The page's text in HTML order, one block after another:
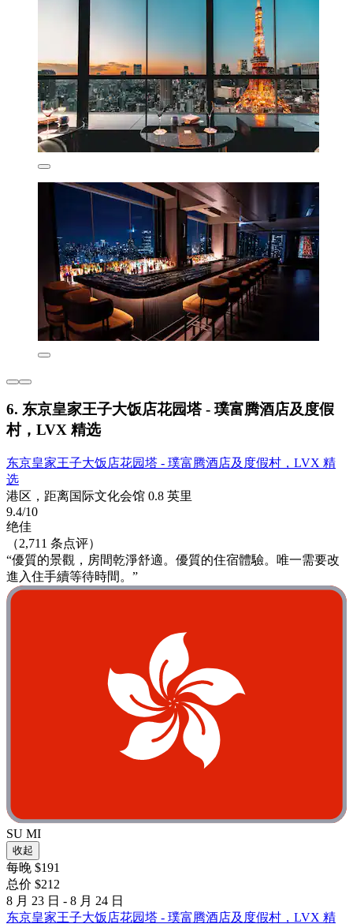
6. 东京皇家王子大饭店花园塔 - 璞富腾酒店及度假
村，LVX 精选
东京皇家王子大饭店花园塔 - 璞富腾酒店及度假村，LVX 精
选
港区，距离国际文化会馆 0.8 英里
9.4/10
绝佳
（2,711 条点评）
“優質的景觀，房間乾淨舒適。優質的住宿體驗。唯一需要改
進入住手續等待時間。”
SU MI
收起
每晚 $191
总价 $212
8 月 23 日 - 8 月 24 日
东京皇家王子大饭店花园塔 - 璞富腾酒店及度假村，LVX 精